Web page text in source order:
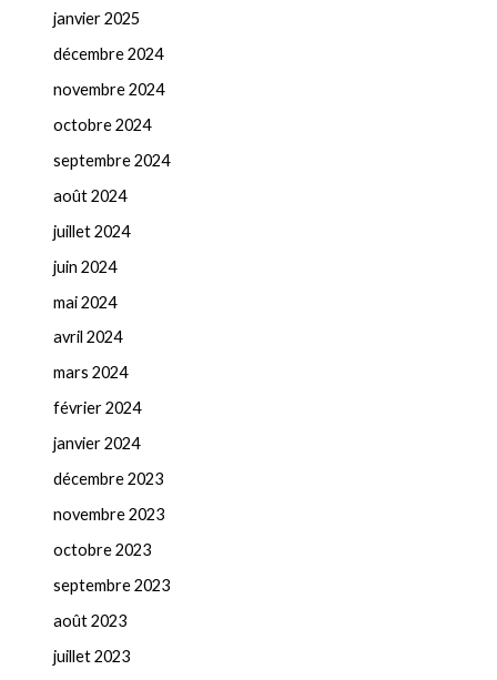
janvier 2025
décembre 2024
novembre 2024
octobre 2024
septembre 2024
août 2024
juillet 2024
juin 2024
mai 2024
avril 2024
mars 2024
février 2024
janvier 2024
décembre 2023
novembre 2023
octobre 2023
septembre 2023
août 2023
juillet 2023